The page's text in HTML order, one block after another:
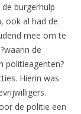
burgerhulp
ook al had de
mee om te
de
politieagenten?
Hierin was
de politie een